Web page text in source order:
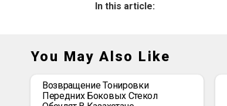
In this article:
You May Also Like
Возвращение Тонировки
Передних Боковых Стекол